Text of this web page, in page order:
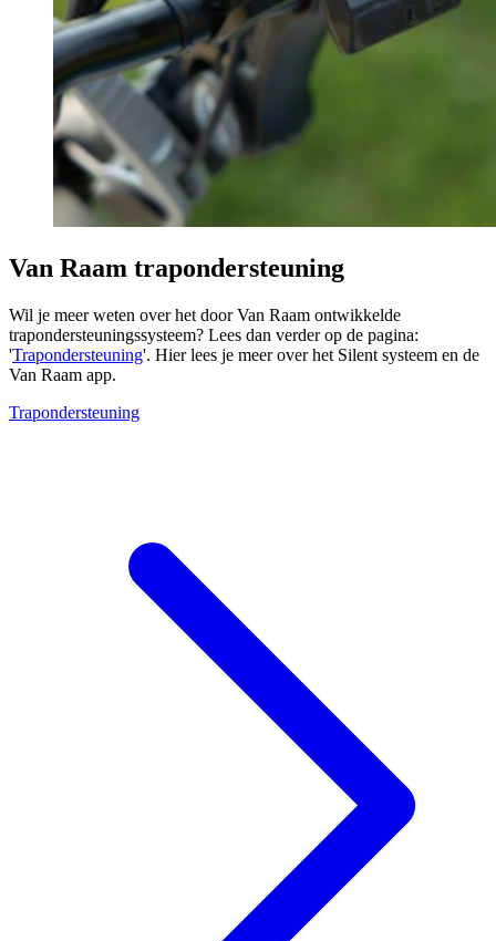
Van Raam trapondersteuning
Wil je meer weten over het door Van Raam ontwikkelde
trapondersteuningssysteem? Lees dan verder op de pagina:
'Trapondersteuning'. Hier lees je meer over het Silent systeem en de
Van Raam app.
Trapondersteuning